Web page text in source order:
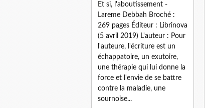
Et si, l'aboutissement -
Lareme Debbah Broché :
269 pages Éditeur : Librinova
(5 avril 2019) L'auteur : Pour
l'auteure, l'écriture est un
échappatoire, un exutoire,
une thérapie qui lui donne la
force et l'envie de se battre
contre la maladie, une
sournoise...